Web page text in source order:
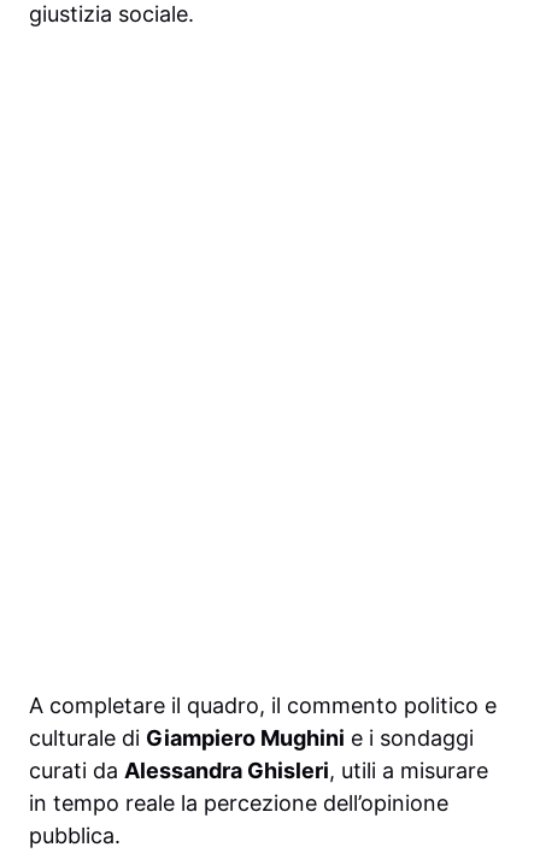
giustizia sociale.
A completare il quadro, il commento politico e
culturale di Giampiero Mughini e i sondaggi
curati da Alessandra Ghisleri, utili a misurare
in tempo reale la percezione dell’opinione
pubblica.